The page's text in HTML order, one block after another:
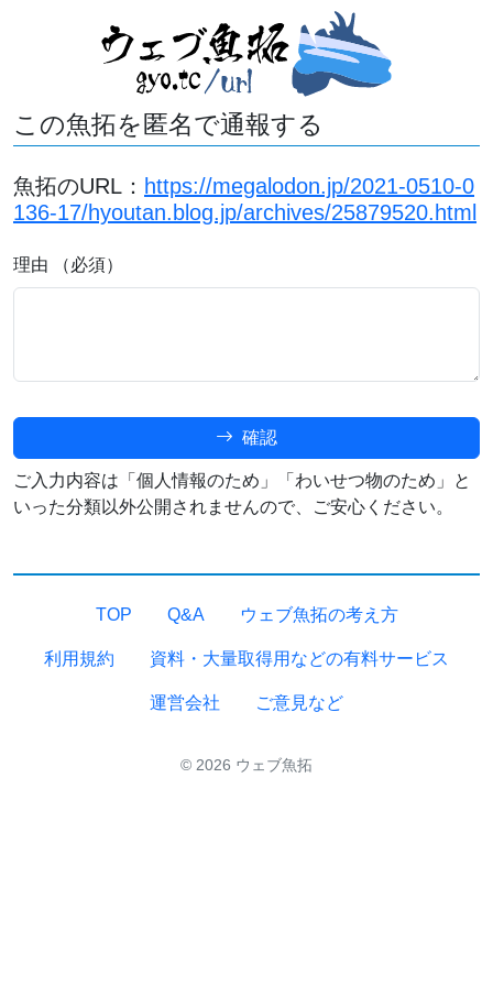
この魚拓を匿名で通報する
魚拓のURL： https://megalodon.jp/2021-0510-0
136-17/hyoutan.blog.jp/archives/25879520.html
理由 （必須）
確認
ご入力内容は「個人情報のため」「わいせつ物のため」と
いった分類以外公開されませんので、ご安心ください。
TOP Q&A ウェブ魚拓の考え方
利用規約 資料・大量取得用などの有料サービス
運営会社 ご意見など
© 2026 ウェブ魚拓